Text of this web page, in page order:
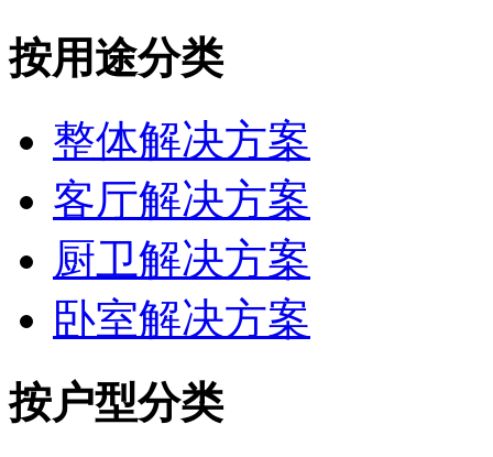
按用途分类
整体解决方案
客厅解决方案
厨卫解决方案
卧室解决方案
按户型分类